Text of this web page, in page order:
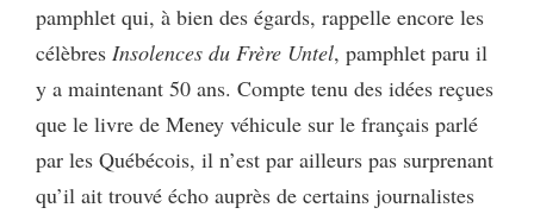
pamphlet qui, à bien des égards, rappelle encore les
célèbres Insolences du Frère Untel, pamphlet paru il
y a maintenant 50 ans. Compte tenu des idées reçues
que le livre de Meney véhicule sur le français parlé
par les Québécois, il n’est par ailleurs pas surprenant
qu’il ait trouvé écho auprès de certains journalistes